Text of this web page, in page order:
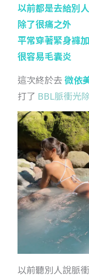
以前都是去給別
除了很痛之外
平常穿著緊身褲
很容易毛囊炎
這次終於去微依
打了 BBL脈衝光
以前聽別人說脈